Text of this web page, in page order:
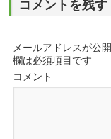
コメントを残す
メールアドレスが公
欄は必須項目です
コメント